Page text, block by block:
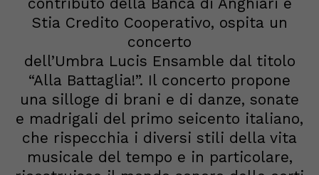
Stia Credito Cooperativo, ospita un
concerto
dell’Umbra Lucis Ensamble dal titolo
“Alla Battaglia!”. Il concerto propone
una silloge di brani e di danze, sonate
e madrigali del primo seicento italiano,
che rispecchia i diversi stili della vita
musicale del tempo e in particolare,